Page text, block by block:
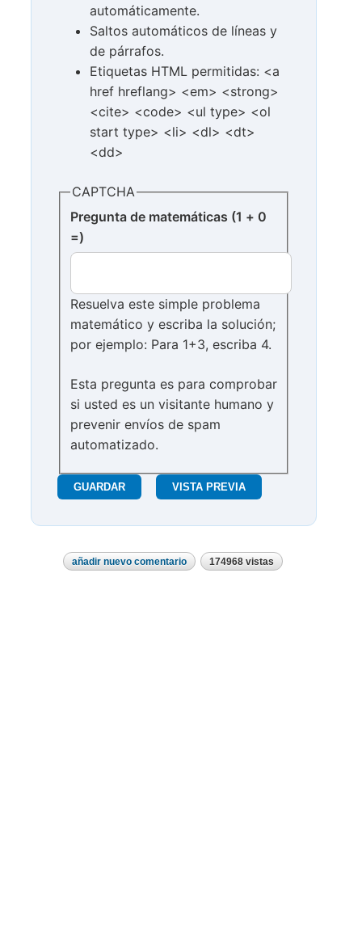
automáticamente.
Saltos automáticos de líneas y
de párrafos.
Etiquetas HTML permitidas: <a
href hreflang> <em> <strong>
<cite> <code> <ul type> <ol
start type> <li> <dl> <dt>
<dd>
CAPTCHA
Pregunta de matemáticas (1 + 0
=)
Resuelva este simple problema
matemático y escriba la solución;
por ejemplo: Para 1+3, escriba 4.
Esta pregunta es para comprobar
si usted es un visitante humano y
prevenir envíos de spam
automatizado.
añadir nuevo comentario 174968 vistas